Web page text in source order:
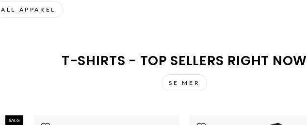
ALL APPAREL
T-SHIRTS - TOP SELLERS RIGHT NOW
SE MER
SALG